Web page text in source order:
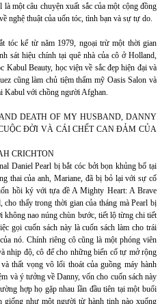
một câu chuyện xuất sắc của một cộng đồng
nghệ thuật của uốn tóc, tình bạn và sự tự do.
tóc kể từ năm 1979, ngoại trừ một thời gian
sát hiệu chính tại quê nhà của cô ở Holland,
Beauty, học viện về sắc đẹp hiện đại và
cũng làm chủ tiệm thẩm mỹ Oasis Salon và
Kabul với chồng người Afghan.
DEATH OF MY HUSBAND, DANNY
ĐỜI VÀ CÁI CHẾT CAN ĐẢM CỦA
CRICHTON
Daniel Pearl bị bắt cóc bởi bọn khủng bố tại
thai của anh, Mariane, đã bị bỏ lại với sự cố
hồi ký với tựa đề A Mighty Heart: A Brave
thấy trong thời gian của tháng mà Pearl bị
không nao núng chùn bước, tiết lộ từng chi tiết
gọi cuốn sách này là cuốn sách làm cho trái
nó. Chính riêng cô cũng là một phóng viên
nhịp độ, cô để cho những biến cố tự mở rộng
thất vọng vô lối thoát của guồng máy hành
và ý tưởng về Danny, vốn cho cuốn sách này
hợp họ gặp nhau lần đầu tiên tại một buổi
giống như một người từ hành tinh nào xuống